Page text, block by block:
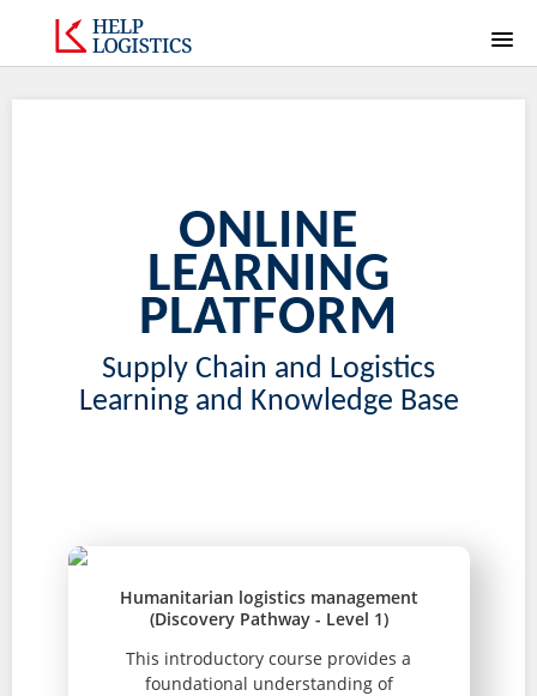
ONLINE
LEARNING
PLATFORM
Supply Chain and Logistics
Learning and Knowledge Base
Humanitarian logistics management
(Discovery Pathway - Level 1)
This introductory course provides a
foundational understanding of